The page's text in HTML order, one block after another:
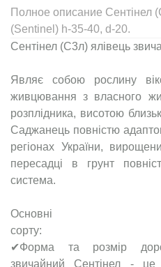
Полное описание Сентінел
(Sentinel) h-35-40, d-20.
Сентінел (С3л) ялівець
Являє собою рослину
живцювання з власного
розплідника, висотою
Саджанець повністю
регіонах України,
пересадці в грунт
система.
Основні
✔Форма та розмір
звичайний Сентінел -